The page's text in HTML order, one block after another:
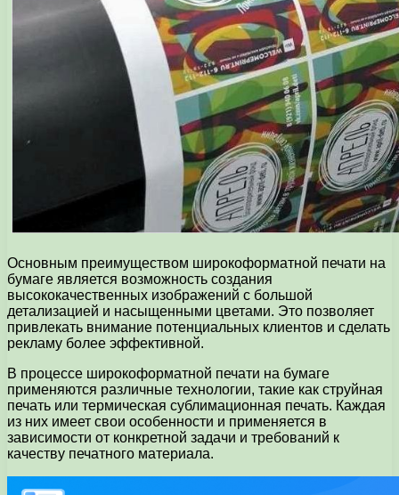
Основным преимуществом широкоформатной печати на
бумаге является возможность создания
высококачественных изображений с большой
детализацией и насыщенными цветами. Это позволяет
привлекать внимание потенциальных клиентов и сделать
рекламу более эффективной.
В процессе широкоформатной печати на бумаге
применяются различные технологии, такие как струйная
печать или термическая сублимационная печать. Каждая
из них имеет свои особенности и применяется в
зависимости от конкретной задачи и требований к
качеству печатного материала.